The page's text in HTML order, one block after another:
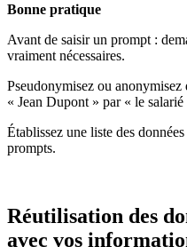
Bonne pratique
Avant de saisir un prompt :
vraiment nécessaires.
Pseudonymisez ou
« Jean Dupont » par « le
Établissez une liste des
prompts.
Réutilisation des
avec vos